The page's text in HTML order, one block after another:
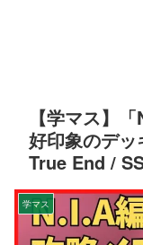
【学マス】
好印象のデ
True End /
学マス